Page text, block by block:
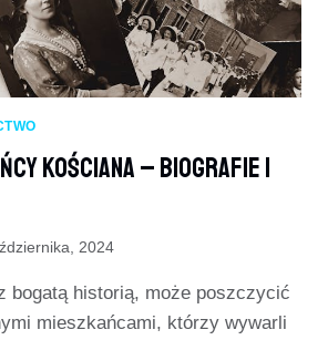
Kościana – Biografie I
2024
bogatą historią, może poszczycić
mieszkańcami, którzy wywarli